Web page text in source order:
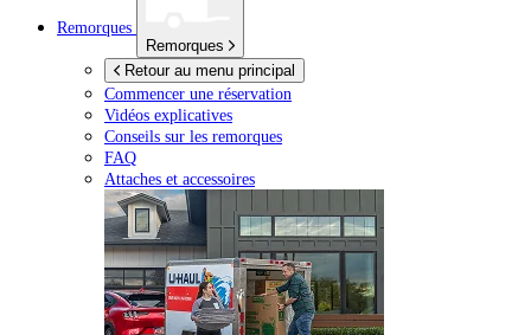
Remorques
Remorques
Retour au menu principal
Commencer une réservation
Vidéos explicatives
Conseils sur les remorques
FAQ
Attaches et accessoires